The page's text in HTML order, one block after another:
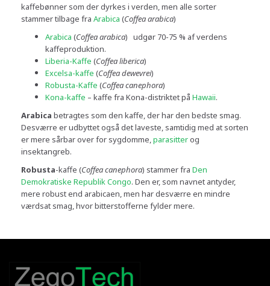
kaffebønner som der dyrkes i verden, men alle sorter
stammer tilbage fra Arabica (Coffea arabica)
Arabica (Coffea arabica) udgør 70-75 % af verdens
kaffeproduktion.
Liberia-Kaffe (Coffea liberica)
Excelsa-kaffe (Coffea dewevrei)
Robusta-Kaffe (Coffea canephora)
Kona-kaffe – kaffe fra Kona-distriktet på Hawaii.
Arabica betragtes som den kaffe, der har den bedste smag.
Desværre er udbyttet også det laveste, samtidig med at sorten
er mere sårbar over for sygdomme,parasitterog
insektangreb.
Robusta-kaffe (Coffea canephora) stammer fra Den
Demokratiske Republik Congo. Den er, som navnet antyder,
mere robust end arabicaen, men har desværre en mindre
værdsat smag, hvor bitterstofferne fylder mere.